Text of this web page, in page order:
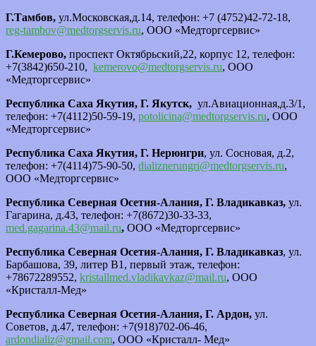
Г.Тамбов, ул.Московская,д.14, телефон: +7 (4752)42-72-18,
reg-tambov@medtorgservis.ru, ООО «Медторгсервис»
Г.Кемерово, проспект Октябрьский,22, корпус 12, телефон:
+7(3842)650-210, kemerovo@medtorgservis.ru, ООО
«Медторгсервис»
Республика Саха Якутия, Г. Якутск, ул.Авиационная,д.3/1,
телефон: +7(4112)50-59-19, potolicina@medtorgservis.ru, ООО
«Медторгсервис»
Республика Саха Якутия, Г. Нерюнгри, ул. Сосновая, д.2,
телефон: +7(4114)75-90-50, dializnerungri@medtorgservis.ru,
ООО «Медторгсервис»
Республика Северная Осетия-Алания, Г. Владикавказ, ул.
Гагарина, д.43, телефон: +7(8672)30-33-33,
med.gagarina.43@mail.ru, ООО «Медторгсервис»
Республика Северная Осетия-Алания, Г. Владикавказ, ул.
Барбашова, 39, литер В1, первый этаж, телефон:
+78672289552, kristallmed.vladikavkaz@mail.ru, ООО
«Кристалл-Мед»
Республика Северная Осетия-Алания, Г. Ардон, ул.
Советов, д.47, телефон: +7(918)702-06-46,
ardondializ@gmail.com, ООО «Кристалл- Мед»